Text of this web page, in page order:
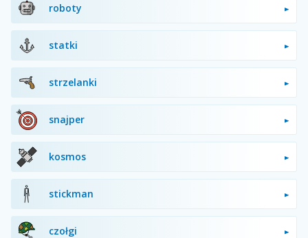
roboty
statki
strzelanki
snajper
kosmos
stickman
czołgi